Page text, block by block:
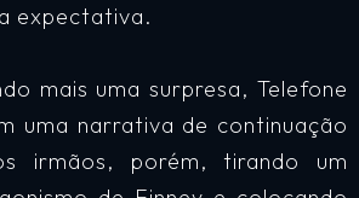
expectativa.
mais uma surpresa, Telefone
uma narrativa de continuação
irmãos, porém, tirando um